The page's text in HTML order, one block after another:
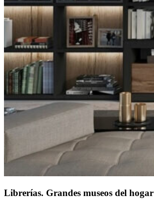
Librerías. Grandes museos del hogar